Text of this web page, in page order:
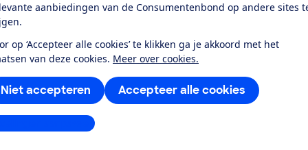
aanbiedingen van de Consumentenbond op andere sites
op ‘Accepteer alle cookies’ te klikken ga je akkoord met het
van deze cookies. Meer over cookies.
Accepteer alle cookies
Niet accepteren
aanpassen